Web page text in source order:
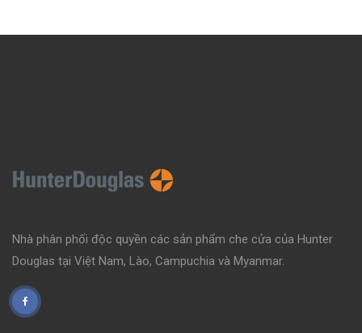
Nhà phân phối độc quyền các sản phẩm che cửa của Hunter
Douglas tại Việt Nam, Lào, Campuchia và Myanmar.